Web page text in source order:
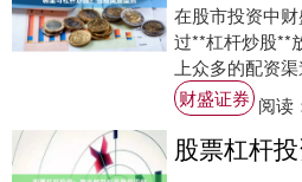
在股市投资中
过**杠杆炒股**
上众多的配资
关键问题。本
杠杆....
财盛证券 阅读